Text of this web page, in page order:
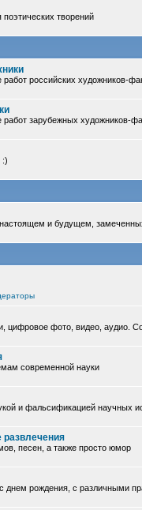
творений
российских художников-
зарубежных художников-
:)
и будущем,
цифровое фото, видео, аудио.
современной науки
и фальсификацией научных
развлечения
песен, а также просто юмор
днем рождения, с различными